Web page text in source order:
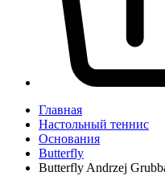
Главная
Настольный теннис
Основания
Butterfly
Butterfly Andrzej